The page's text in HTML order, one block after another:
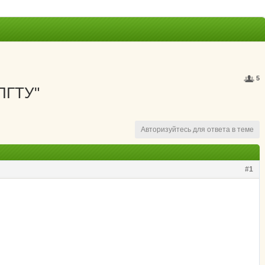
5
Авторизуйтесь для ответа в теме
#1